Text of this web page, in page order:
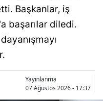
Samsun
Siirt
Sinop
Tekirdağ
Başkanlar, iş
başarılar diledi.
Yayınlanma
07 Ağustos 2026 - 17:37